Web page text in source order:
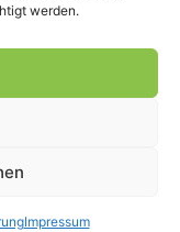
werden.
Impressum
2026